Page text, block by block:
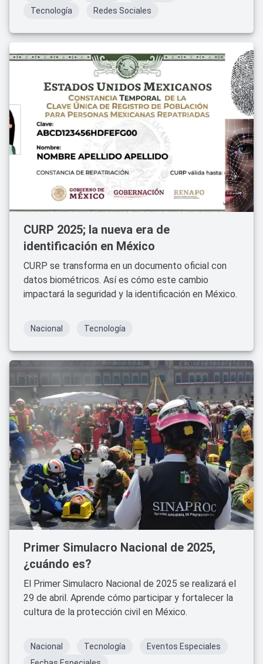
Tecnología
Redes Sociales
CURP 2025; la nueva era de
identificación en México
CURP se transforma en un documento oficial con
datos biométricos. Así es cómo este cambio
impactará la seguridad y la identificación en México.
Nacional Tecnología
Primer Simulacro Nacional de 2025,
¿cuándo es?
El Primer Simulacro Nacional de 2025 se realizará el
29 de abril. Aprende cómo participar y fortalecer la
cultura de la protección civil en México.
Nacional Tecnología
Eventos Especiales